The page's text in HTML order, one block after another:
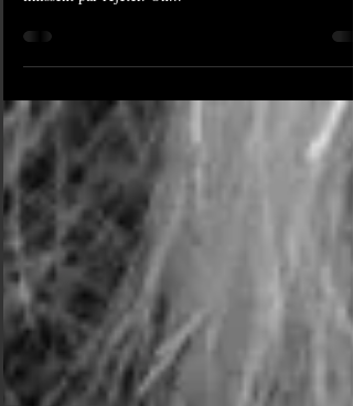
temps, que ce soit au bout d’un mois ou d’un an, ils
finissent par rejeter. On...